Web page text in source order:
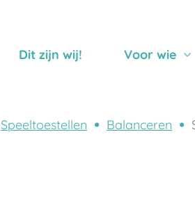
Dit zijn wij! Voor wie
Speeltoestellen Balanceren